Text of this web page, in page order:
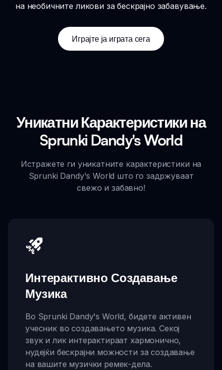
на необичните ликови за бескрајно забавување.
Играјте ја играта сега
Уникатни Карактеристики на
Sprunki Dandy's World
Истражете ги уникатните карактеристики на
Sprunki Dandy's World што го задржуваат
свежо и забавно!
Интерактивно Создавање
Музика
Во Sprunki Dandy's World, бидете активен
учесник во создавањето музика. Секој
звук и лик интерактираат хармонично,
нудејќи бескрајни можности за создавање
на вашите музички ремек-дела.